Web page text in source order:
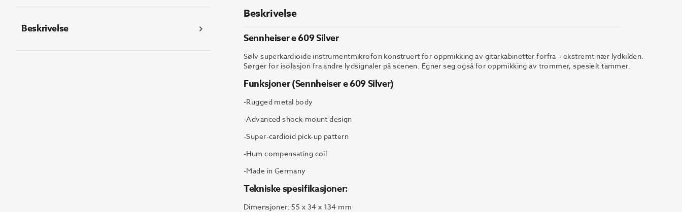
Beskrivelse
Beskrivelse
Sennheiser e 609 Silver
Sølv superkardioide instrumentmikrofon konstruert for oppmikking av gitarkabinetter forfra – ekstremt nær lydkilden.
Sørger for isolasjon fra andre lydsignaler på scenen. Egner seg også for oppmikking av trommer, spesielt tammer.
Funksjoner (Sennheiser e 609 Silver)
-Rugged metal body
-Advanced shock-mount design
-Super-cardioid pick-up pattern
-Hum compensating coil
-Made in Germany
Tekniske spesifikasjoner:
Dimensjoner: 55 x 34 x 134 mm